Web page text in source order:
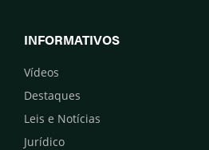
INFORMATIVOS
Vídeos
Destaques
Leis e Notícias
Jurídico